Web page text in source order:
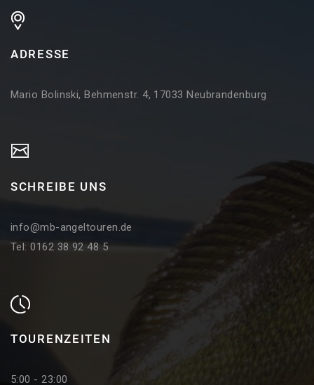
ADRESSE
Mario Bolinski, Behmenstr. 4, 17033 Neubrandenburg
SCHREIBE UNS
info@mb-angeltouren.de
Tel: 0162 38 92 48 5
TOURENZEITEN
5:00 - 23:00